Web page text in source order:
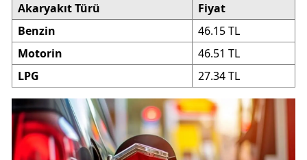
Akaryakıt Türü
Fiyat
Benzin
46.15 TL
Motorin
46.51 TL
LPG
27.34 TL